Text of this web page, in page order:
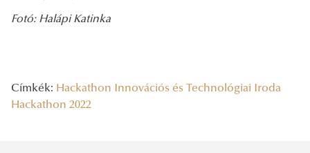
Fotó: Halápi Katinka
Címkék: Hackathon
Innovációs és Technológiai Iroda
Hackathon 2022